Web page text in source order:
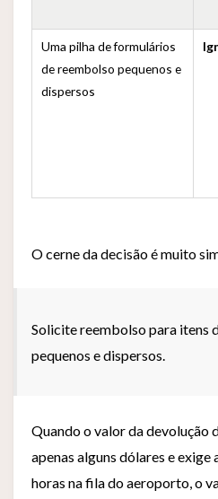
Uma pilha de formulários
de reembolso pequenos e
dispersos
O cerne da decisão é muito
Solicite reembolso para itens
pequenos e dispersos.
Quando o valor da devolução
apenas alguns dólares e exige
horas na fila do aeroporto, o